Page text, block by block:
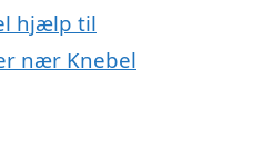
hjælp til
nær Knebel